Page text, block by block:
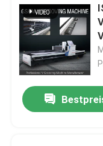
Produkte
Videos
Über uns